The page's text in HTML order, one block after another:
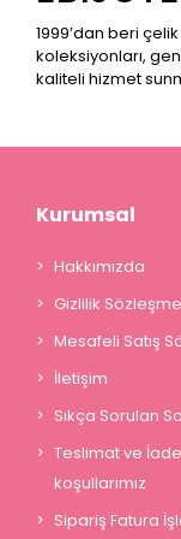
1999’dan beri
koleksiyonları,
kaliteli hizmet
Kurumsal
Hakkımızda
Gizlilik
Mesafeli Satış
İletişim
Sıkça Sorulan
Teslimat ve İade
koşullarımız
Sipariş Fatura